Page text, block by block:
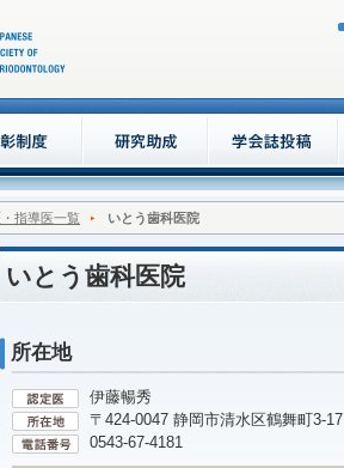
指導医一覧 いとう歯科医院
いとう歯科医院
所在地
伊藤暢秀
〒424-0047 静岡市清水区鶴舞町3-17
0543-67-4181